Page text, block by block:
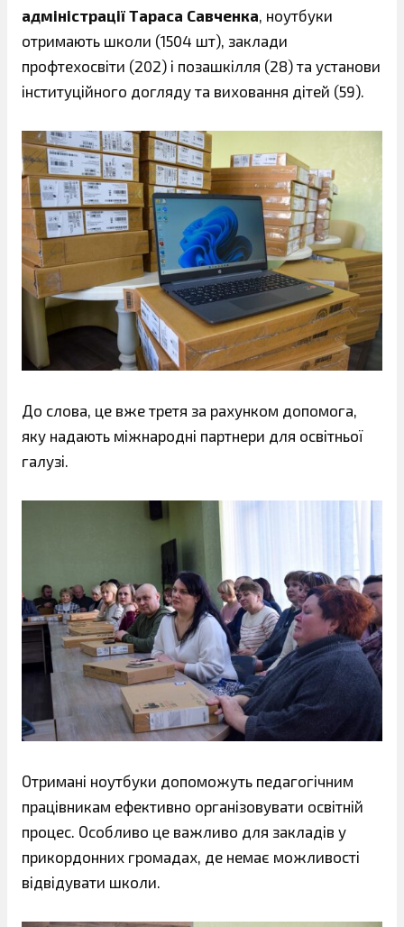
адміністрації Тараса Савченка , ноутбуки
отримають школи (1504 шт), заклади
профтехосвіти (202) і позашкілля (28) та установи
інституційного догляду та виховання дітей (59).
До слова, це вже третя за рахунком допомога,
яку надають міжнародні партнери для освітньої
галузі.
Отримані ноутбуки допоможуть педагогічним
працівникам ефективно організовувати освітній
процес. Особливо це важливо для закладів у
прикордонних громадах, де немає можливості
відвідувати школи.